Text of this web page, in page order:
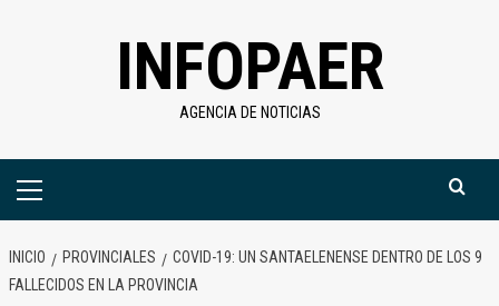
INFOPAER
AGENCIA DE NOTICIAS
Menú
INICIO PROVINCIALES
COVID-19: UN SANTAELENENSE DENTRO DE LOS 9
FALLECIDOS EN LA PROVINCIA